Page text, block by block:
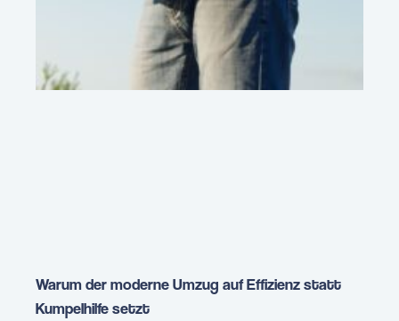
Warum der moderne Umzug auf Effizienz statt
Kumpelhilfe setzt